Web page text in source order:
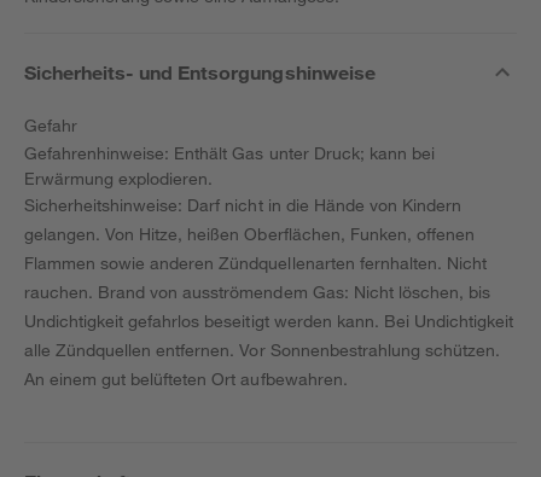
Sicherheits- und Entsorgungshinweise
Gefahr
Gefahrenhinweise: Enthält Gas unter Druck; kann bei
Erwärmung explodieren.
Sicherheitshinweise: Darf nicht in die Hände von Kindern
gelangen. Von Hitze, heißen Oberflächen, Funken, offenen
Flammen sowie anderen Zündquellenarten fernhalten. Nicht
rauchen. Brand von ausströmendem Gas: Nicht löschen, bis
Undichtigkeit gefahrlos beseitigt werden kann. Bei Undichtigkeit
alle Zündquellen entfernen. Vor Sonnenbestrahlung schützen.
An einem gut belüfteten Ort aufbewahren.